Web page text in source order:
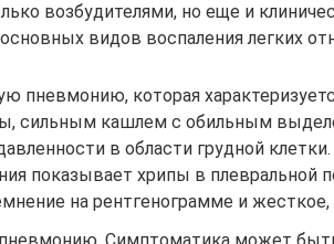
возбудителями, но еще и
основных видов воспаления легких
пневмонию, которая
сильным кашлем с обильным
в области грудной
показывает хрипы в плевральной
на рентгенограмме и